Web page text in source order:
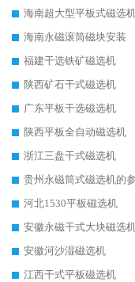
海南超大型平板式磁选
海南永磁滚筒磁块安装
福建干选铁矿磁选机
陕西矿石干式磁选机
广东平板干选磁选机
陕西平板全自动磁选机
浙江三盘干式磁选机
贵州永磁筒式磁选机的
河北1530平板磁选机
安徽永磁干式大块磁选
安徽河沙湿磁选机
江西干式平板磁选机